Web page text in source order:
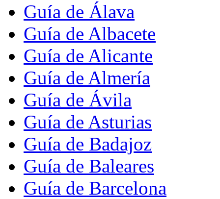
Guía de Álava
Guía de Albacete
Guía de Alicante
Guía de Almería
Guía de Ávila
Guía de Asturias
Guía de Badajoz
Guía de Baleares
Guía de Barcelona